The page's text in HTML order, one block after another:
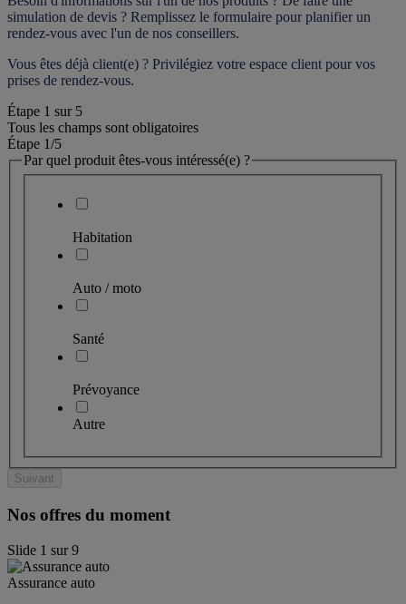
simulation de devis ? Remplissez le formulaire pour planifier un
rendez-vous avec l'un de nos conseillers.
Vous êtes déjà client(e) ? Privilégiez votre espace client pour vos
prises de rendez-vous.
Étape 1 sur 5
Tous les champs sont obligatoires
Étape 1/5
Par quel produit êtes-vous intéressé(e) ?
Habitation
Auto / moto
Santé
Prévoyance
Autre
Suivant
Nos offres du moment
Slide 1 sur9
Assurance auto